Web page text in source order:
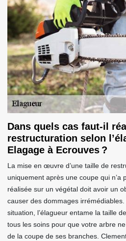
Dans quels cas faut-il
restructuration selon
Elagage à Ecrouves ?
La mise en œuvre d’une taille de
uniquement après une coupe qui n’a
réalisée sur un végétal doit avoir un
causer des dommages
situation, l’élagueur entame la taille
tous les soins pour que votre arbre ne
de la coupe de ses branches.